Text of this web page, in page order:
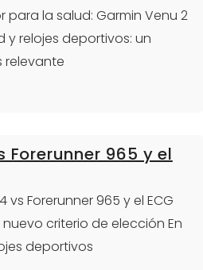
para la salud: Garmin Venu 2
y relojes deportivos: un
relevante
Forerunner 965 y el
vs Forerunner 965 y el ECG
criterio de elección En
deportivos